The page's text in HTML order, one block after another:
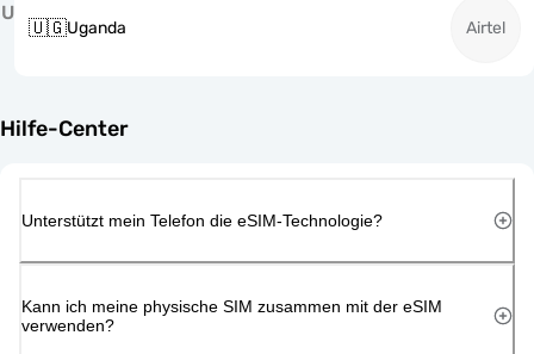
U
🇺🇬Uganda Airtel
Hilfe-Center
Unterstützt mein Telefon die eSIM-Technologie?
Kann ich meine physische SIM zusammen mit der eSIM
verwenden?